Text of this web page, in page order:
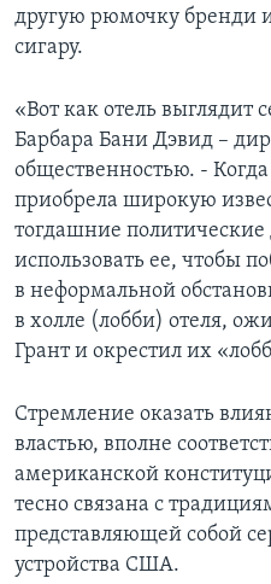
Learning English
СОЦИАЛЬНЫЕ СЕТИ
Языки
другую рюмочку бренди
сигару.
«Вот как отель выглядит
Барбара Бани Дэвид –
общественностью. -
приобрела широкую
тогдашние политические
использовать ее, чтобы
в неформальной
в холле (лобби) отеля,
Грант и окрестил их
Стремление оказать
властью, вполне
американской
тесно связана с
представляющей собой
устройства США.